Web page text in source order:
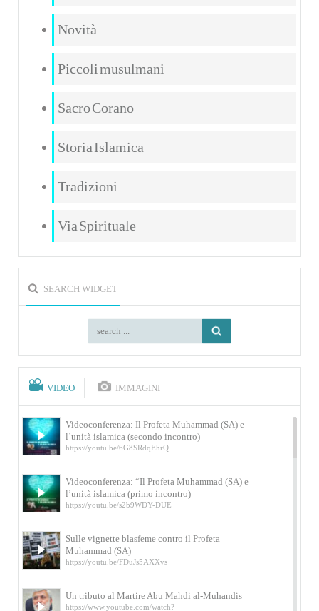
Novità
Piccoli musulmani
Sacro Corano
Storia Islamica
Tradizioni
Via Spirituale
SEARCH WIDGET
VIDEO IMMAGINI
Videoconferenza: Il Profeta Muhammad (SA) e
l’unità islamica (secondo incontro)
https://youtu.be/6G8SRdqEhrQ
Videoconferenza: “Il Profeta Muhammad (SA) e
l’unità islamica (primo incontro)
https://youtu.be/s2b9WDY-DUE
Sulle vignette blasfeme contro il Profeta
Muhammad (SA)
https://youtu.be/FDuJs5AXXvs
Un tributo al Martire Abu Mahdi al-Muhandis
https://www.youtube.com/watch?